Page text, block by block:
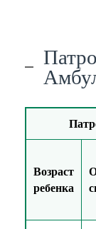
Возраст
ребенка